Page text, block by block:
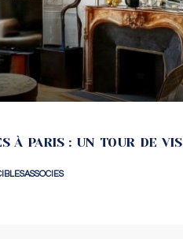
À PARIS : UN TOUR DE VIS